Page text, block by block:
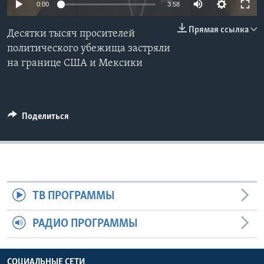
СОЦИАЛЬНЫЕ СЕТИ
0:00 3:58
Прямая ссылка
Десятки тысяч просителей
политического убежища застряли
на границе США и Мексики
Поделиться
ТВ ПРОГРАММЫ
РАДИО ПРОГРАММЫ